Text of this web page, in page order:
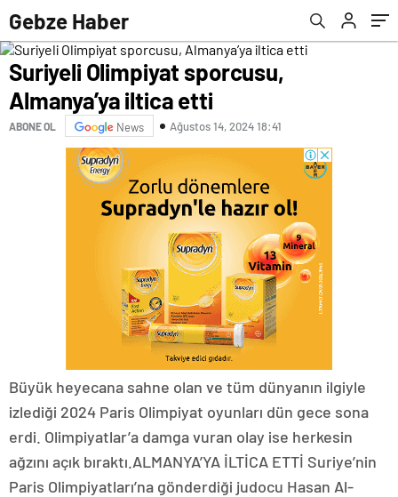
Gebze Haber
Suriyeli Olimpiyat sporcusu,
Almanya’ya iltica etti
ABONE OL News Ağustos 14, 2024 18:41
Büyük heyecana sahne olan ve tüm dünyanın ilgiyle
izlediği 2024 Paris Olimpiyat oyunları dün gece sona
erdi. Olimpiyatlar’a damga vuran olay ise herkesin
ağzını açık bıraktı.ALMANYA’YA İLTİCA ETTİ Suriye’nin
Paris Olimpiyatları’na gönderdiği judocu Hasan Al-